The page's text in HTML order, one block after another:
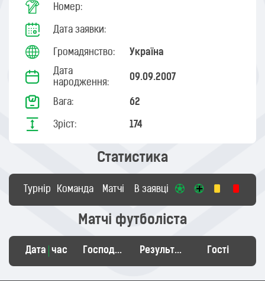
Номер:
Дата заявки:
Громадянство: Україна
Дата
народження:
09.09.2007
Вага: 62
Зріст: 174
Статистика
Турнір Команда Матчі В заявці
Матчі футболіста
Дата час Господарі Результат Гості